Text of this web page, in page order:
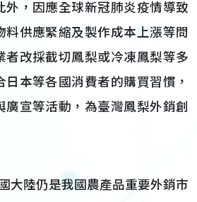
外，因應全球新冠肺炎疫情導致
料供應緊縮及製作成本上漲等問
者改採截切鳳梨或冷凍鳳梨等多
本等各國消費者的購買習慣，
廣宣等活動，為臺灣鳳梨外銷創
陸仍是我國農產品重要外銷市